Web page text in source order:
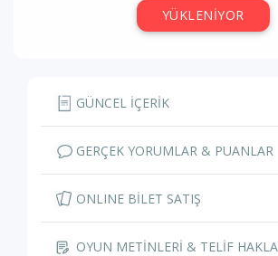
YÜKLENİYOR
GÜNCEL İÇERİK
GERÇEK YORUMLAR & PUANLAR
ONLINE BİLET SATIŞ
OYUN METİNLERİ & TELİF